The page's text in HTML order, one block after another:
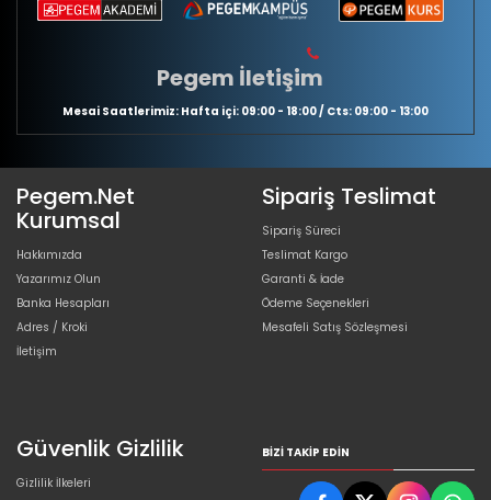
Pegem İletişim
Mesai Saatlerimiz: Hafta içi: 09:00 - 18:00 / Cts: 09:00 - 13:00
Pegem.Net
Kurumsal
Hakkımızda
Yazarımız Olun
Banka Hesapları
Adres / Kroki
İletişim
Sipariş Teslimat
Sipariş Süreci
Teslimat Kargo
Garanti & İade
Ödeme Seçenekleri
Mesafeli Satış Sözleşmesi
Güvenlik Gizlilik
Gizlilik İlkeleri
BIZI TAKIP EDIN